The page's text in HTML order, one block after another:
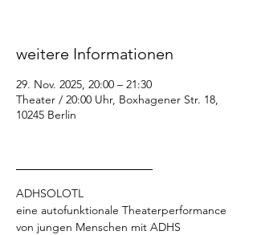
weitere Informationen
29. Nov. 2025, 20:00 – 21:30
Theater / 20:00 Uhr, Boxhagener Str. 18,
10245 Berlin
ADHSOLOTL
eine autofunktionale Theaterperformance
von jungen Menschen mit ADHS